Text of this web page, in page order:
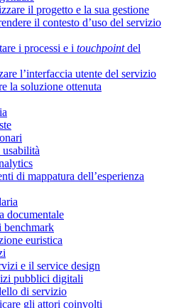
il progetto e la sua gestione
il contesto d’uso del servizio
i processi e i touchpointdel
l’interfaccia utente del servizio
la soluzione ottenuta
di mappatura dell’esperienza
documentale
benchmark
euristica
e il service design
pubblici digitali
di servizio
gli attori coinvolti